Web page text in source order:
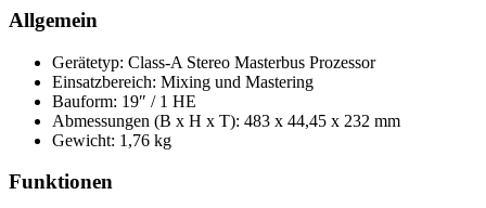
Allgemein
Gerätetyp: Class-A Stereo Masterbus Prozessor
Einsatzbereich: Mixing und Mastering
Bauform: 19″ / 1 HE
Abmessungen (B x H x T): 483 x 44,45 x 232 mm
Gewicht: 1,76 kg
Funktionen